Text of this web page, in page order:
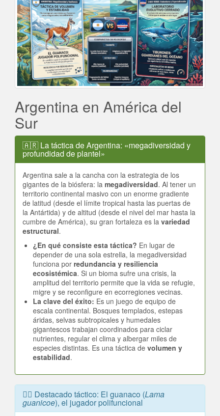
Argentina en América del
Sur
🇦🇷 La táctica de Argentina: «megadiversidad y
profundidad de plantel»
Argentina sale a la cancha con la estrategia de los
gigantes de la biósfera: la megadiversidad. Al tener un
territorio continental masivo con un enorme gradiente
de latitud (desde el límite tropical hasta las puertas de
la Antártida) y de altitud (desde el nivel del mar hasta la
cumbre de América), su gran fortaleza es la variedad
estructural.
¿En qué consiste esta táctica? En lugar de
depender de una sola estrella, la megadiversidad
funciona por redundancia y resiliencia
ecosistémica. Si un bioma sufre una crisis, la
amplitud del territorio permite que la vida se refugie,
migre y se reconfigure en ecorregiones vecinas.
La clave del éxito: Es un juego de equipo de
escala continental. Bosques templados, estepas
áridas, selvas subtropicales y humedales
gigantescos trabajan coordinados para ciclar
nutrientes, regular el clima y albergar miles de
especies distintas. Es una táctica de volumen y
estabilidad.
🏃‍♂️ Destacado táctico: El guanaco (Lama
guanicoe), el jugador polifuncional